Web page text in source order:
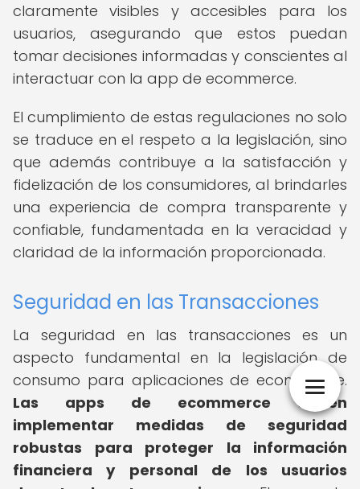
claramente visibles y accesibles para los
usuarios, asegurando que estos puedan
tomar decisiones informadas y conscientes al
interactuar con la app de ecommerce.
El cumplimiento de estas regulaciones no solo
se traduce en el respeto a la legislación, sino
que además contribuye a la satisfacción y
fidelización de los consumidores, al brindarles
una experiencia de compra transparente y
confiable, fundamentada en la veracidad y
claridad de la información proporcionada.
Seguridad en las Transacciones
La seguridad en las transacciones es un
aspecto fundamental en la legislación de
consumo para aplicaciones de ecommerce.
Las apps de ecommerce deben
implementar medidas de seguridad
robustas para proteger la información
financiera y personal de los usuarios